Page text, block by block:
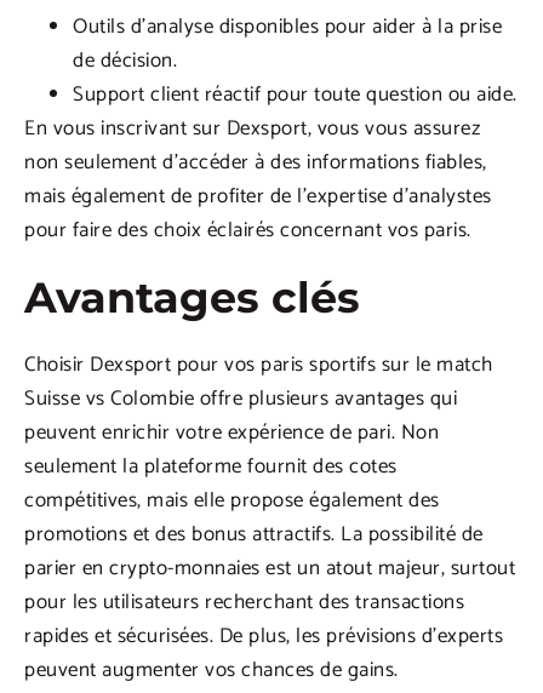
Outils d’analyse disponibles pour aider à la prise
de décision.
Support client réactif pour toute question ou aide.
En vous inscrivant sur Dexsport, vous vous assurez
non seulement d’accéder à des informations fiables,
mais également de profiter de l’expertise d’analystes
pour faire des choix éclairés concernant vos paris.
Avantages clés
Choisir Dexsport pour vos paris sportifs sur le match
Suisse vs Colombie offre plusieurs avantages qui
peuvent enrichir votre expérience de pari. Non
seulement la plateforme fournit des cotes
compétitives, mais elle propose également des
promotions et des bonus attractifs. La possibilité de
parier en crypto-monnaies est un atout majeur, surtout
pour les utilisateurs recherchant des transactions
rapides et sécurisées. De plus, les prévisions d’experts
peuvent augmenter vos chances de gains.